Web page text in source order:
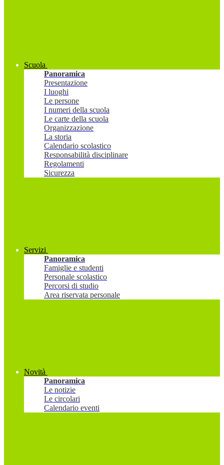
Scuola
Panoramica
Presentazione
I luoghi
Le persone
I numeri della scuola
Le carte della scuola
Organizzazione
La storia
Calendario scolastico
Responsabilità disciplinare
Regolamenti
Sicurezza
Servizi
Panoramica
Famiglie e studenti
Personale scolastico
Percorsi di studio
Area riservata personale
Novità
Panoramica
Le notizie
Le circolari
Calendario eventi